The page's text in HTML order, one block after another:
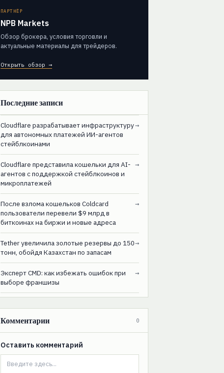
ПАРТНЁР
NPB Markets
Обзор брокера, условия торговли и
актуальные материалы для трейдеров.
Открыть обзор →
Последние записи
Cloudflare разрабатывает инфраструктуру
для автономных платежей ИИ-агентов
стейблкоинами
→
Cloudflare представила кошельки для AI-
агентов с поддержкой стейблкоинов и
микроплатежей
→
После взлома кошельков Coldcard
пользователи перевели $9 млрд в
биткоинах на биржи и новые адреса
→
Tether увеличила золотые резервы до 150
тонн, обойдя Казахстан по запасам
→
Эксперт CMD: как избежать ошибок при
выборе франшизы
→
Комментарии 0
Оставить комментарий